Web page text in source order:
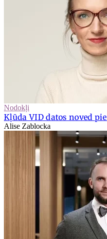
Nodokļi
Kļūda VID datos noved
Alise Zablocka